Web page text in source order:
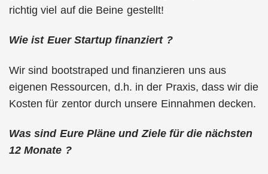
richtig viel auf die Beine gestellt!
Wie ist Euer Startup finanziert ?
Wir sind bootstraped und finanzieren uns aus
eigenen Ressourcen, d.h. in der Praxis, dass wir die
Kosten für zentor durch unsere Einnahmen decken.
Was sind Eure Pläne und Ziele für die nächsten
12 Monate ?